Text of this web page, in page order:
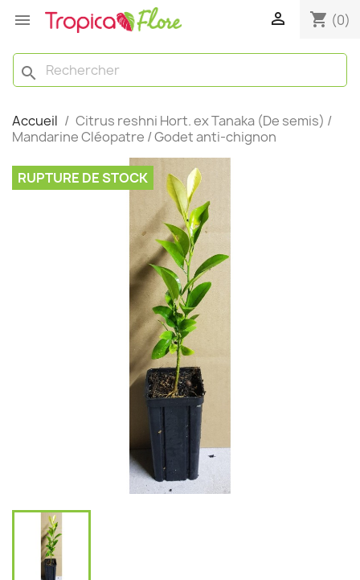
  shopping_cart (0)
search
Accueil
Citrus reshni Hort. ex Tanaka (De semis) /
Mandarine Cléopatre / Godet anti-chignon
RUPTURE DE STOCK